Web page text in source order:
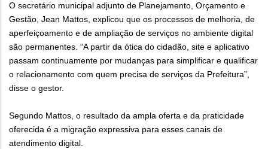
O secretário municipal adjunto de Planejamento, Orçamento e
Gestão, Jean Mattos, explicou que os processos de melhoria, de
aperfeiçoamento e de ampliação de serviços no ambiente digital
são permanentes. “A partir da ótica do cidadão, site e aplicativo
passam continuamente por mudanças para simplificar e qualificar
o relacionamento com quem precisa de serviços da Prefeitura”,
disse o gestor.
Segundo Mattos, o resultado da ampla oferta e da praticidade
oferecida é a migração expressiva para esses canais de
atendimento digital.